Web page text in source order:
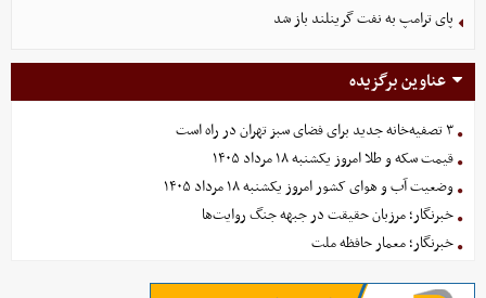
پای ترامپ به نفت گرینلند باز شد
عناوین برگزیده
۳ تصفیه‌خانه جدید برای فضای سبز تهران در راه است
قیمت سکه و طلا امروز یکشنبه ۱۸ مرداد ۱۴۰۵
وضعیت آب و هوای کشور امروز یکشنبه ۱۸ مرداد ۱۴۰۵
خبرنگار؛ مرزبان حقیقت در جبهه جنگ روایت‌ها
خبرنگار؛ معمار حافظه ملت